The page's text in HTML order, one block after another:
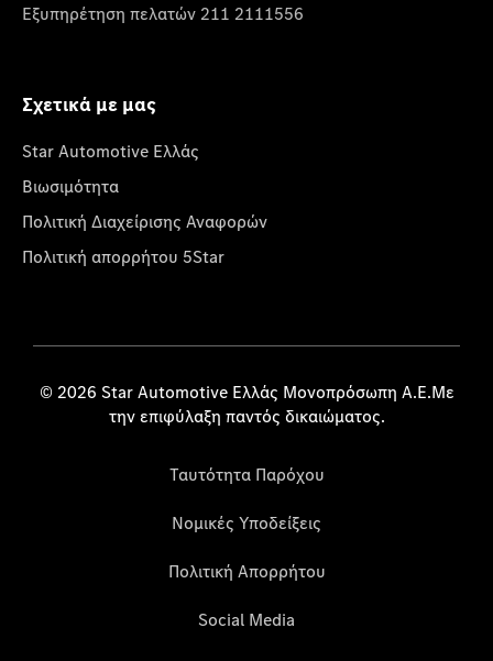
Εξυπηρέτηση πελατών 211 2111556
Σχετικά με μας
Star Automotive Ελλάς
Βιωσιμότητα
Πολιτική Διαχείρισης Αναφορών
Πολιτική απορρήτου 5Star
© 2026 Star Automotive Ελλάς Μονοπρόσωπη Α.Ε.Με
την επιφύλαξη παντός δικαιώματος.
Ταυτότητα Παρόχου
Νομικές Υποδείξεις
Πολιτική Απορρήτου
Social Media